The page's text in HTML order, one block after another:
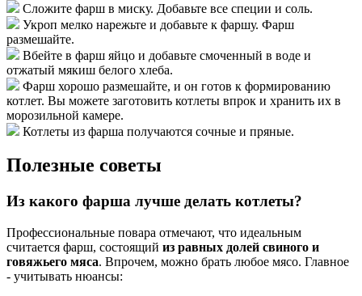
Сложите фарш в миску. Добавьте все специи и соль.
Укроп мелко нарежьте и добавьте к фаршу. Фарш
размешайте.
Вбейте в фарш яйцо и добавьте смоченный в воде и
отжатый мякиш белого хлеба.
Фарш хорошо размешайте, и он готов к формированию
котлет. Вы можете заготовить котлеты впрок и хранить их в
морозильной камере.
Котлеты из фарша получаются сочные и пряные.
Полезные советы
Из какого фарша лучше делать котлеты?
Профессиональные повара отмечают, что идеальным
считается фарш, состоящий из равных долей свиного и
говяжьего мяса. Впрочем, можно брать любое мясо. Главное
- учитывать нюансы: